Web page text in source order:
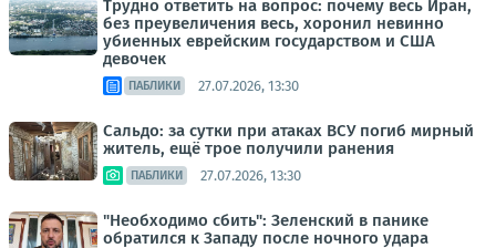
Трудно ответить на вопрос: почему весь Иран,
без преувеличения весь, хоронил невинно
убиенных еврейским государством и США
девочек
ПАБЛИКИ 27.07.2026, 13:30
Сальдо: за сутки при атаках ВСУ погиб мирный
житель, ещё трое получили ранения
ПАБЛИКИ 27.07.2026, 13:30
"Необходимо сбить": Зеленский в панике
обратился к Западу после ночного удара